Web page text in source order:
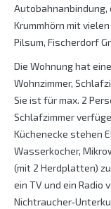
Autobahnanbindung,
Krummhörn mit
Pilsum, Fischerdorf
Die Wohnung hat
Wohnzimmer,
Sie ist für max. 2
Schlafzimmer
Küchenecke stehen
Wasserkocher,
(mit 2 Herdplatten)
ein TV und ein Radio
Nichtraucher-